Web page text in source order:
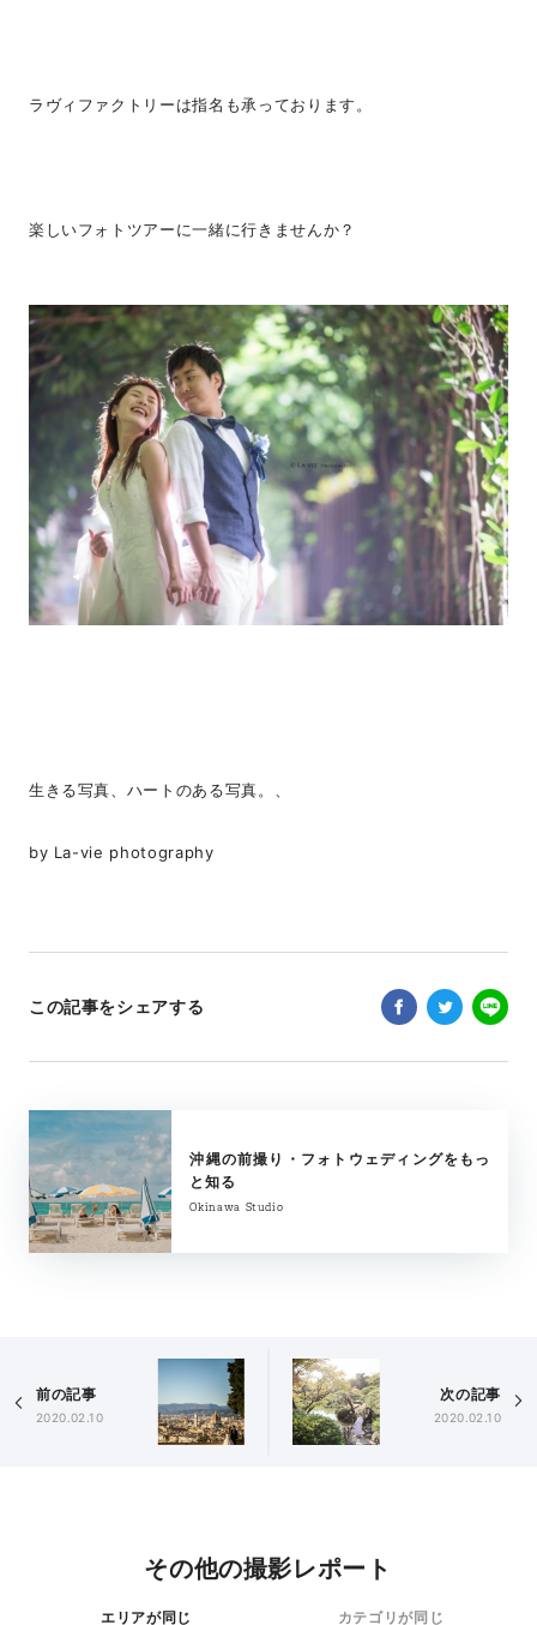
ラヴィファクトリーは指名も承っております。
楽しいフォトツアーに一緒に行きませんか？
生きる写真、ハートのある写真。、
by La-vie photography
この記事をシェアする
沖縄の前撮り・フォトウェディングをもっ
と知る
Okinawa Studio
前の記事
2020.02.10
次の記事
2020.02.10
その他の撮影レポート
エリアが同じ カテゴリが同じ